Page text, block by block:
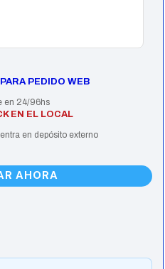
PEDIDO WEB
en 24/96hs
EN EL LOCAL
en depósito externo
AHORA